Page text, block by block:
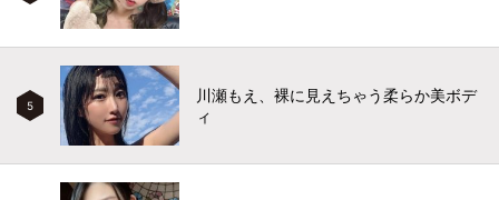
5
川瀬もえ、裸に見えちゃう柔らか美ボデ
ィ